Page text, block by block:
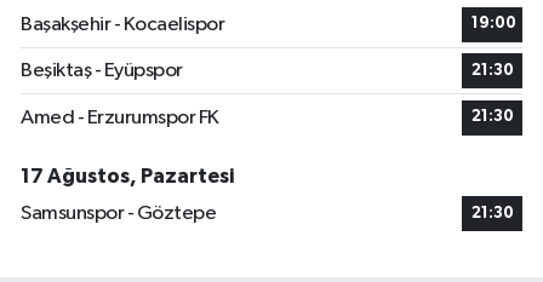
Başakşehir - Kocaelispor
19:00
Beşiktaş - Eyüpspor 21:30
Amed - Erzurumspor FK 21:30
17 Ağustos, Pazartesi
Samsunspor - Göztepe
21:30